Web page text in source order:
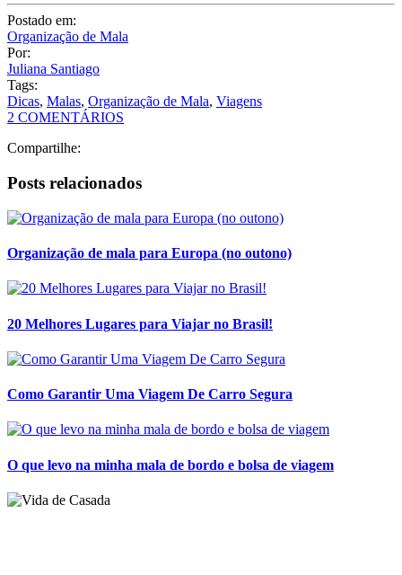
Postado em:
Organização de Mala
Por:
Juliana Santiago
Tags:
Dicas, Malas, Organização de Mala, Viagens
2 COMENTÁRIOS
Compartilhe:
Posts relacionados
Organização de mala para Europa (no outono)
20 Melhores Lugares para Viajar no Brasil!
Como Garantir Uma Viagem De Carro Segura
O que levo na minha mala de bordo e bolsa de viagem